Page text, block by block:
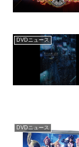
DVDニュース
DVDニュース